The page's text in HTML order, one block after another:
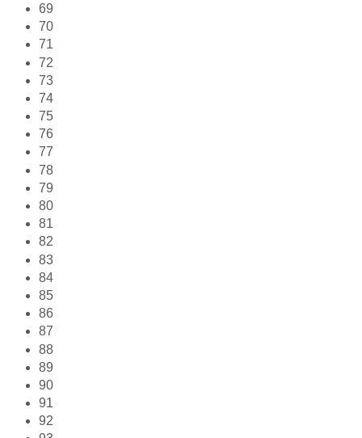
69
70
71
72
73
74
75
76
77
78
79
80
81
82
83
84
85
86
87
88
89
90
91
92